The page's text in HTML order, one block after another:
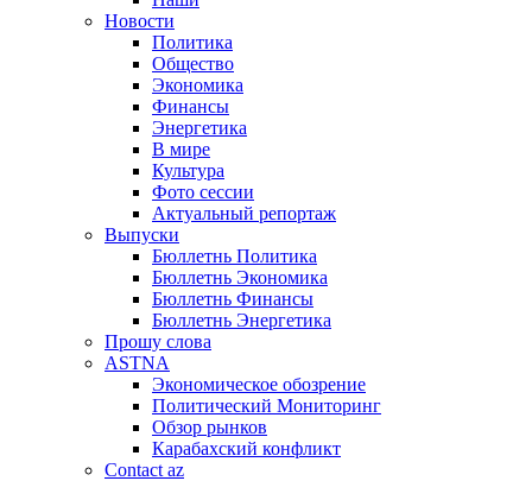
Новости
Политика
Общество
Экономика
Финансы
Энергетика
В мире
Культура
Фото сессии
Актуальный репортаж
Выпуски
Бюллетнь Политика
Бюллетнь Экономика
Бюллетнь Финансы
Бюллетнь Энергетика
Прошу слова
ASTNA
Экономическое обозрение
Политический Мониторинг
Обзор рынков
Карабахский конфликт
Contact az